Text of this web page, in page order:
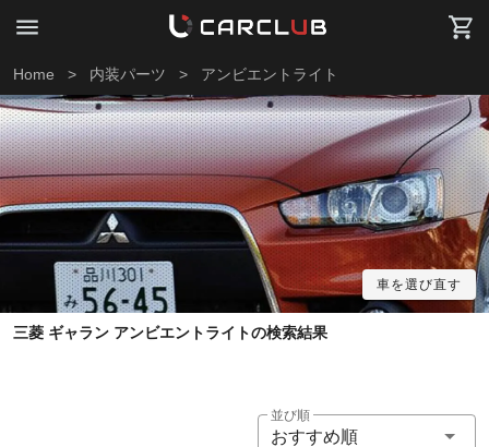
Home > 内装パーツ > アンビエントライト
車を選び直す
三菱 ギャラン アンビエントライトの検索結果
並び順
おすすめ順